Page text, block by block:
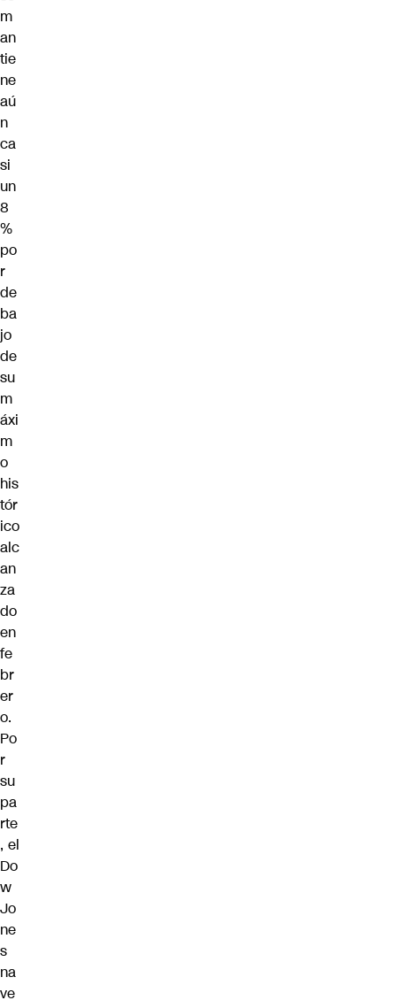
m
an
tie
ne
aú
n
ca
si
un
8
%
po
r
de
ba
jo
de
su
m
áxi
m
o
his
tór
ico
alc
an
za
do
en
fe
br
er
o.
Po
r
su
pa
rte
, el
Do
w
Jo
ne
s
na
ve